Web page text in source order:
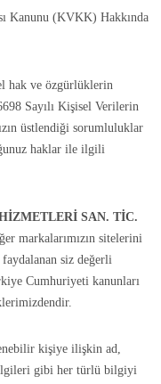
Kanunu (KVKK) Hakkında
hak ve özgürlüklerin
Sayılı Kişisel Verilerin
üstlendiği sorumluluklar
haklar ile ilgili
SAN. TİC.
markalarımızın sitelerini
faydalanan siz değerli
Cumhuriyeti kanunları
kişiye ilişkin ad,
gibi her türlü bilgiyi